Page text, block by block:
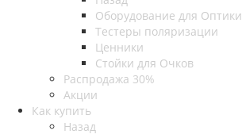
Оборудование для Оптики
Тестеры поляризации
Ценники
Стойки для Очков
Распродажа 30%
Акции
Как купить
Назад